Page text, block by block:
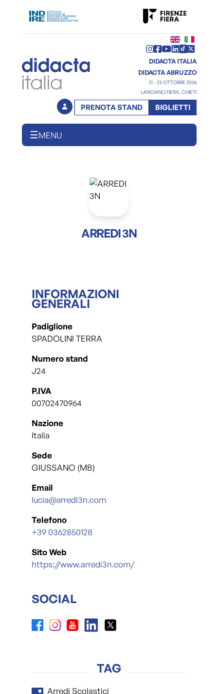
DIDACTA ITALIA
DIDACTA ABRUZZO
21 - 23 OTTOBRE 2026
LANCIANO FIERA, CHIETI
PRENOTA STAND BIGLIETTI
☰MENU
ARREDI 3N
INFORMAZIONI
GENERALI
Padiglione
SPADOLINI TERRA
Numero stand
J24
P.IVA
00702470964
Nazione
Italia
Sede
GIUSSANO (MB)
Email
lucia@arredi3n.com
Telefono
+39 0362850128
Sito Web
https://www.arredi3n.com/
SOCIAL
TAG
Arredi Scolastici